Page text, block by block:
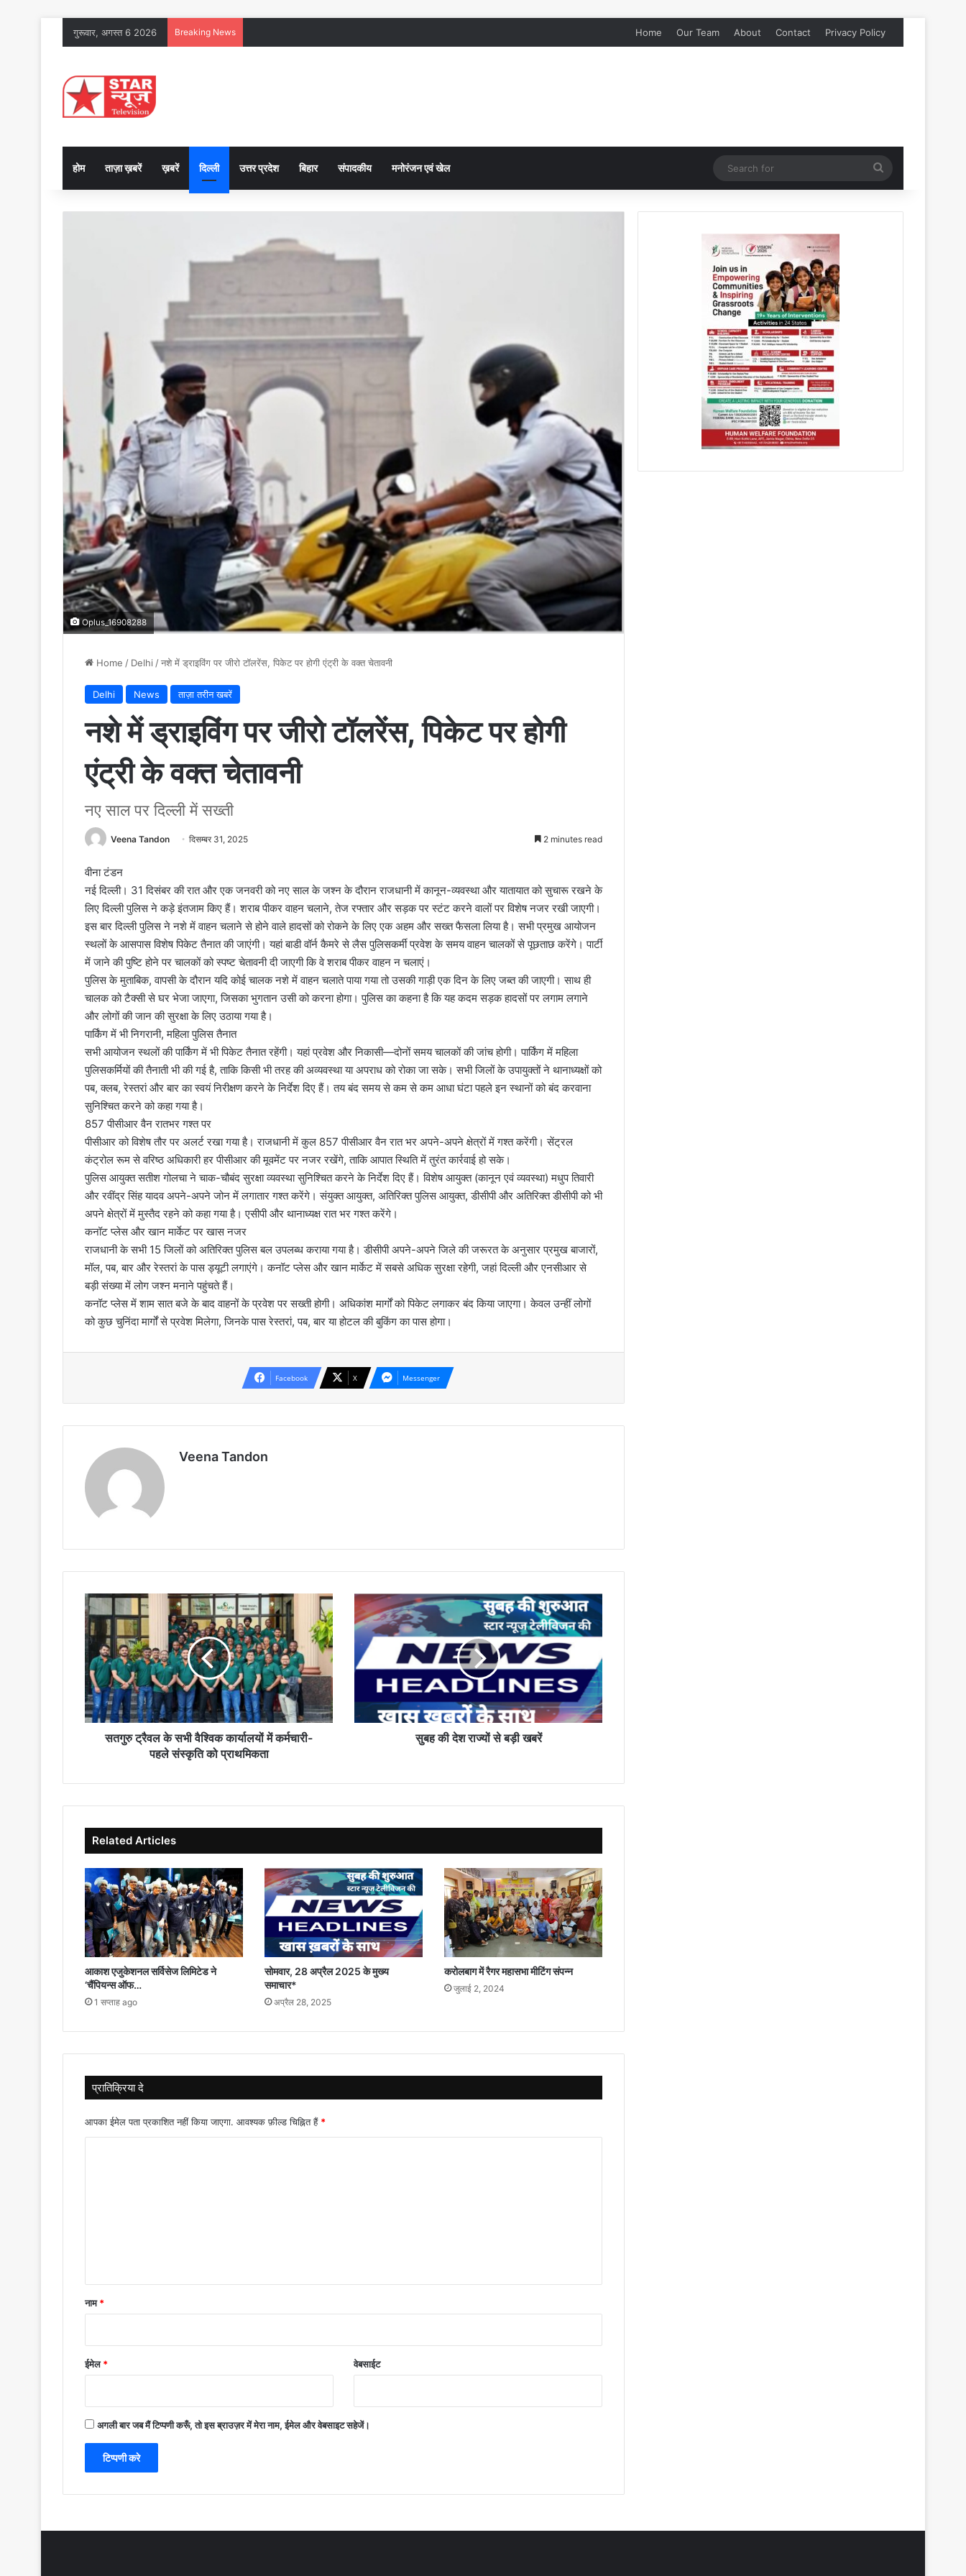
गुरूवार, अगस्त 6 2026 Breaking News Home Our Team About Contact Privacy Policy
होम ताज़ा ख़बरें ख़बरें दिल्ली उत्तर प्रदेश बिहार संपादकीय मनोरंजन एवं खेल
for
Oplus_16908288
Home / Delhi /नशे में ड्राइविंग पर जीरो टॉलरेंस, पिकेट पर होगी एंट्री के वक्त चेतावनी
Delhi News ताज़ा तरीन खबरें
नशे में ड्राइविंग पर जीरो टॉलरेंस, पिकेट पर होगी
एंट्री के वक्त चेतावनी
नए साल पर दिल्ली में सख्ती
Veena Tandon दिसम्बर 31, 2025 2 minutes read
वीना टंडन
नई दिल्ली। 31 दिसंबर की रात और एक जनवरी को नए साल के जश्न के दौरान राजधानी में कानून-व्यवस्था और यातायात को सुचारू रखने के
लिए दिल्ली पुलिस ने कड़े इंतजाम किए हैं। शराब पीकर वाहन चलाने, तेज रफ्तार और सड़क पर स्टंट करने वालों पर विशेष नजर रखी जाएगी।
इस बार दिल्ली पुलिस ने नशे में वाहन चलाने से होने वाले हादसों को रोकने के लिए एक अहम और सख्त फैसला लिया है। सभी प्रमुख आयोजन
स्थलों के आसपास विशेष पिकेट तैनात की जाएंगी। यहां बाडी वॉर्न कैमरे से लैस पुलिसकर्मी प्रवेश के समय वाहन चालकों से पूछताछ करेंगे। पार्टी
में जाने की पुष्टि होने पर चालकों को स्पष्ट चेतावनी दी जाएगी कि वे शराब पीकर वाहन न चलाएं।
पुलिस के मुताबिक, वापसी के दौरान यदि कोई चालक नशे में वाहन चलाते पाया गया तो उसकी गाड़ी एक दिन के लिए जब्त की जाएगी। साथ ही
चालक को टैक्सी से घर भेजा जाएगा, जिसका भुगतान उसी को करना होगा। पुलिस का कहना है कि यह कदम सड़क हादसों पर लगाम लगाने
और लोगों की जान की सुरक्षा के लिए उठाया गया है।
पार्किंग में भी निगरानी, महिला पुलिस तैनात
सभी आयोजन स्थलों की पार्किंग में भी पिकेट तैनात रहेंगी। यहां प्रवेश और निकासी—दोनों समय चालकों की जांच होगी। पार्किंग में महिला
पुलिसकर्मियों की तैनाती भी की गई है, ताकि किसी भी तरह की अव्यवस्था या अपराध को रोका जा सके। सभी जिलों के उपायुक्तों ने थानाध्यक्षों को
पब, क्लब, रेस्तरां और बार का स्वयं निरीक्षण करने के निर्देश दिए हैं। तय बंद समय से कम से कम आधा घंटा पहले इन स्थानों को बंद करवाना
सुनिश्चित करने को कहा गया है।
857 पीसीआर वैन रातभर गश्त पर
पीसीआर को विशेष तौर पर अलर्ट रखा गया है। राजधानी में कुल 857 पीसीआर वैन रात भर अपने-अपने क्षेत्रों में गश्त करेंगी। सेंट्रल
कंट्रोल रूम से वरिष्ठ अधिकारी हर पीसीआर की मूवमेंट पर नजर रखेंगे, ताकि आपात स्थिति में तुरंत कार्रवाई हो सके।
पुलिस आयुक्त सतीश गोलचा ने चाक-चौबंद सुरक्षा व्यवस्था सुनिश्चित करने के निर्देश दिए हैं। विशेष आयुक्त (कानून एवं व्यवस्था) मधुप तिवारी
और रवींद्र सिंह यादव अपने-अपने जोन में लगातार गश्त करेंगे। संयुक्त आयुक्त, अतिरिक्त पुलिस आयुक्त, डीसीपी और अतिरिक्त डीसीपी को भी
अपने क्षेत्रों में मुस्तैद रहने को कहा गया है। एसीपी और थानाध्यक्ष रात भर गश्त करेंगे।
कनॉट प्लेस और खान मार्केट पर खास नजर
राजधानी के सभी 15 जिलों को अतिरिक्त पुलिस बल उपलब्ध कराया गया है। डीसीपी अपने-अपने जिले की जरूरत के अनुसार प्रमुख बाजारों,
मॉल, पब, बार और रेस्तरां के पास ड्यूटी लगाएंगे। कनॉट प्लेस और खान मार्केट में सबसे अधिक सुरक्षा रहेगी, जहां दिल्ली और एनसीआर से
बड़ी संख्या में लोग जश्न मनाने पहुंचते हैं।
कनॉट प्लेस में शाम सात बजे के बाद वाहनों के प्रवेश पर सख्ती होगी। अधिकांश मार्गों को पिकेट लगाकर बंद किया जाएगा। केवल उन्हीं लोगों
को कुछ चुनिंदा मार्गों से प्रवेश मिलेगा, जिनके पास रेस्तरां, पब, बार या होटल की बुकिंग का पास होगा।
Facebook X Messenger
Veena Tandon
सतगुरु
ट्रैवल
के
सभी
वैश्विक
कार्यालयों
में
कर्मचारी-
पहले
संस्कृतिसतगुरु ट्रैवल के सभी वैश्विक कार्यालयों में कर्मचारी-
पहले संस्कृति को प्राथमिकता
सुबह
की
देश
राज्यों
से
बड़ी
सुबह की देश राज्यों से बड़ी खबरें
Related Articles
आकाश एजुकेशनल सर्विसेज लिमिटेड ने
‘चैंपियन्स ऑफ…
1 सप्ताह ago
सोमवार, 28 अप्रैल 2025 के मुख्य
समाचार*
अप्रैल 28, 2025
करोलबाग में रैगर महासभा मीटिंग संपन्न
जुलाई 2, 2024
प्रातिक्रिया दे
आपका ईमेल पता प्रकाशित नहीं किया जाएगा. आवश्यक फ़ील्ड चिह्नित हैं *
नाम*
ईमेल* वेबसाईट
अगली बार जब मैं टिप्पणी करूँ, तो इस ब्राउज़र में मेरा नाम, ईमेल और वेबसाइट सहेजें।